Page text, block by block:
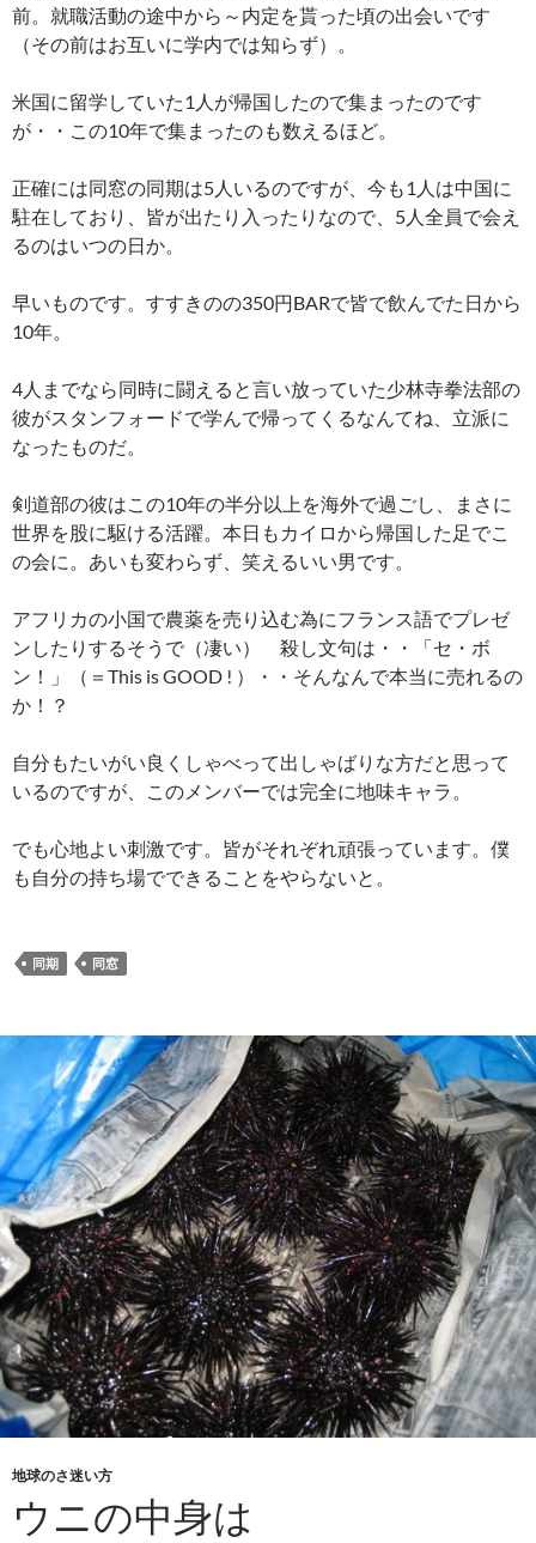
前。就職活動の途中から～内定を貰った頃の出会いです
（その前はお互いに学内では知らず）。
米国に留学していた1人が帰国したので集まったのです
が・・この10年で集まったのも数えるほど。
正確には同窓の同期は5人いるのですが、今も1人は中国に
駐在しており、皆が出たり入ったりなので、5人全員で会え
るのはいつの日か。
早いものです。すすきのの350円BARで皆で飲んでた日から
10年。
4人までなら同時に闘えると言い放っていた少林寺拳法部の
彼がスタンフォードで学んで帰ってくるなんてね、立派に
なったものだ。
剣道部の彼はこの10年の半分以上を海外で過ごし、まさに
世界を股に駆ける活躍。本日もカイロから帰国した足でこ
の会に。あいも変わらず、笑えるいい男です。
アフリカの小国で農薬を売り込む為にフランス語でプレゼ
ンしたりするそうで（凄い） 殺し文句は・・「セ・ボ
ン！」（＝This is GOOD ! ）・・そんなんで本当に売れるの
か！？
自分もたいがい良くしゃべって出しゃばりな方だと思って
いるのですが、このメンバーでは完全に地味キャラ。
でも心地よい刺激です。皆がそれぞれ頑張っています。僕
も自分の持ち場でできることをやらないと。
同期 同窓
地球のさ迷い方
ウニの中身は